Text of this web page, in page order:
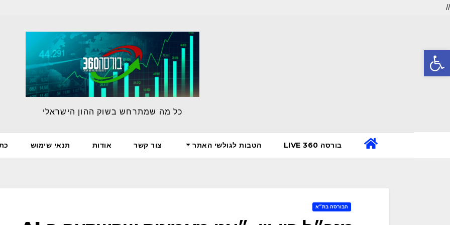
פתח סרגל נגישות
//
content
כל מה שמתרחש בשוק ההון הישראלי
בורסה 360 LIVE הטבות לגולשי האתר צור קשר אודות תנאי שימוש
הבורסה בת״א